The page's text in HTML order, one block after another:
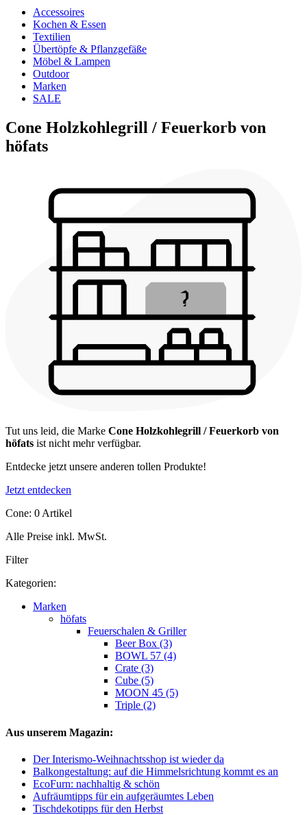
Accessoires
Kochen & Essen
Textilien
Übertöpfe & Pflanzgefäße
Möbel & Lampen
Outdoor
Marken
SALE
Cone Holzkohlegrill / Feuerkorb von
höfats
Tut uns leid, die Marke Cone Holzkohlegrill / Feuerkorb von
höfats ist nicht mehr verfügbar.
Entdecke jetzt unsere anderen tollen Produkte!
Jetzt entdecken
Cone: 0 Artikel
Alle Preise inkl. MwSt.
Filter
Kategorien:
Marken
höfats
Feuerschalen & Griller
Beer Box (3)
BOWL 57 (4)
Crate (3)
Cube (5)
MOON 45 (5)
Triple (2)
Aus unserem Magazin:
Der Interismo-Weihnachtsshop ist wieder da
Balkongestaltung: auf die Himmelsrichtung kommt es an
EcoFurn: nachhaltig & schön
Aufräumtipps für ein aufgeräumtes Leben
Tischdekotipps für den Herbst